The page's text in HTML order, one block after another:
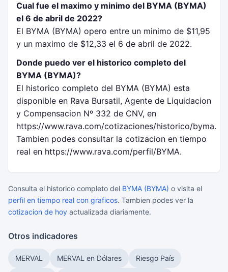
Cual fue el maximo y minimo del BYMA (BYMA)
el 6 de abril de 2022?
El BYMA (BYMA) opero entre un minimo de $11,95
y un maximo de $12,33 el 6 de abril de 2022.
Donde puedo ver el historico completo del
BYMA (BYMA)?
El historico completo del BYMA (BYMA) esta
disponible en Rava Bursatil, Agente de Liquidacion
y Compensacion Nº 332 de CNV, en
https://www.rava.com/cotizaciones/historico/byma.
Tambien podes consultar la cotizacion en tiempo
real en https://www.rava.com/perfil/BYMA.
Consulta el historico completo del BYMA (BYMA) o visita el
perfil en tiempo real con graficos. Tambien podes ver la
cotizacion de hoy actualizada diariamente.
Otros indicadores
MERVAL MERVAL en Dólares Riesgo País